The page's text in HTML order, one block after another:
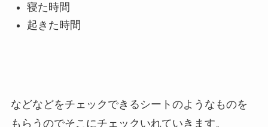
寝た時間
起きた時間
などなどをチェックできるシートのようなものを
もらうのでそこにチェックいれていきます。